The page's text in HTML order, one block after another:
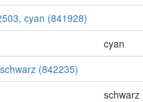
cyan (841928)
cyan
(842235)
schwarz